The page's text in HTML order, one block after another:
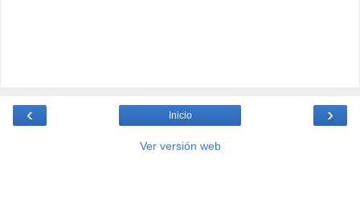
‹ ›
Inicio
Ver versión web